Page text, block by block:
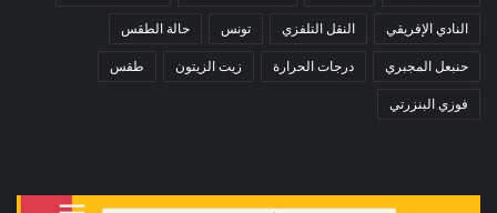
النادي الإفريقي النقل التلفزي تونس حالة الطقس
حنبعل المجبري درجات الحرارة زيت الزيتون طقس
فوزي البنزرتي